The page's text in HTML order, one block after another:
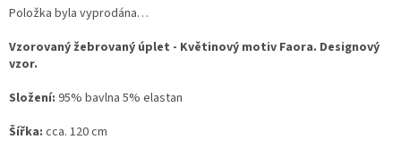
Položka byla vyprodána…
Vzorovaný žebrovaný úplet - Květinový motiv Faora. Designový
vzor.
Složení: 95% bavlna 5% elastan
Šířka: cca. 120 cm